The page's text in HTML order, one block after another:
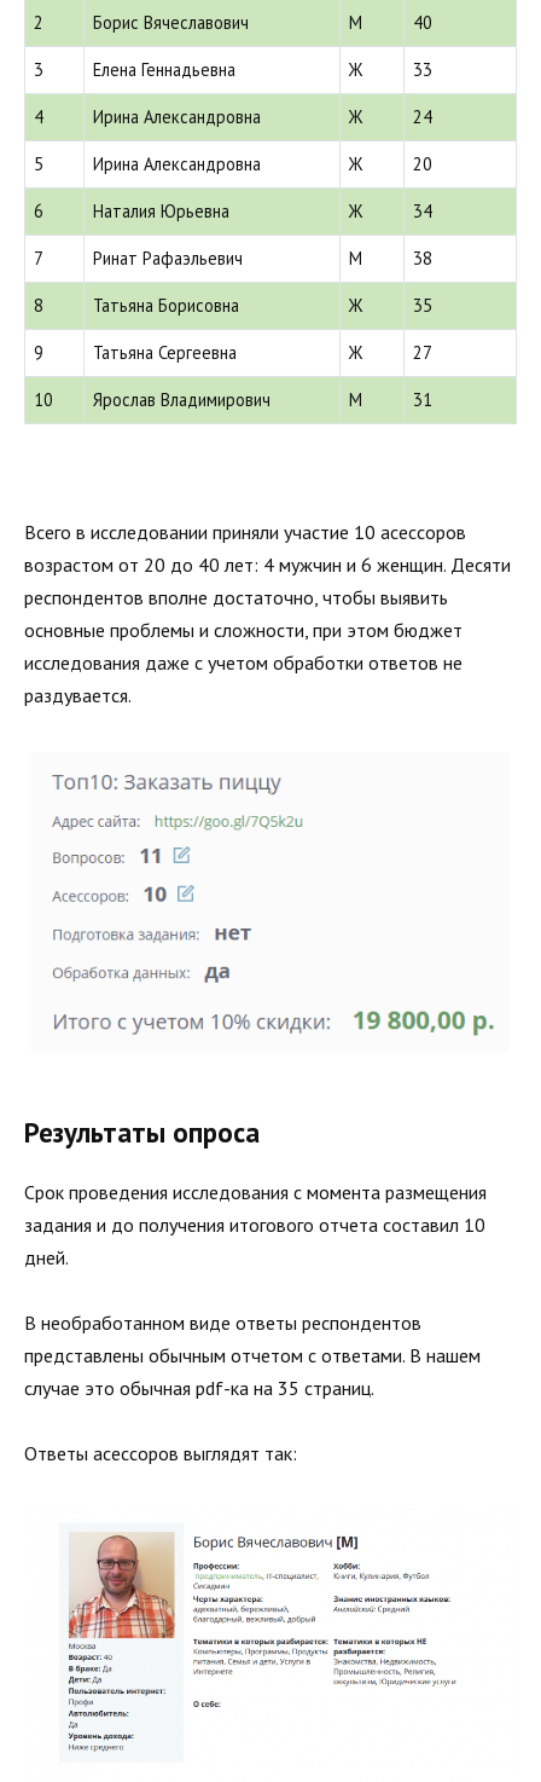
2 Борис Вячеславович М 40
3 Елена Геннадьевна Ж 33
4 Ирина Александровна Ж 24
5 Ирина Александровна Ж 20
6 Наталия Юрьевна Ж 34
7 Ринат Рафаэльевич М 38
8 Татьяна Борисовна Ж 35
9 Татьяна Сергеевна Ж 27
10 Ярослав Владимирович М 31
Всего в исследовании приняли участие 10 асессоров
возрастом от 20 до 40 лет: 4 мужчин и 6 женщин. Десяти
респондентов вполне достаточно, чтобы выявить
основные проблемы и сложности, при этом бюджет
исследования даже с учетом обработки ответов не
раздувается.
Результаты опроса
Срок проведения исследования с момента размещения
задания и до получения итогового отчета составил 10
дней.
В необработанном виде ответы респондентов
представлены обычным отчетом с ответами. В нашем
случае это обычная pdf-ка на 35 страниц.
Ответы асессоров выглядят так: